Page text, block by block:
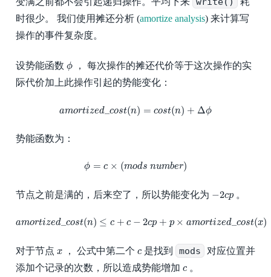
时很少。 我们使用摊还分析 (amortize analysis) 来计算写
操作的事件复杂度。
设势能函数 ϕ
ϕ， 每次操作的摊还代价等于这次操作的实
际代价加上此操作引起的势能变化：
amortized _cost(n) = cost(n) + Δϕ
m z os (n n) +Δ ϕ
势能函数为：
ϕ = c × (mods number)
m n r)
节点之前是满的，后来空了，所以势能变化为 −2cp
2cp 。
amortized_ cost(n) ≤ c + c − 2cp + p × amortized _cost(x)
o d_ o t(n c 2c p× _co x
对于节点 x
x， 公式中第二个 c
c是找到 mods
对应位置并
添加个记录的次数，所以造成势能增加 c
c。